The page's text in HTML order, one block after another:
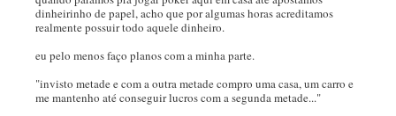
dinheirinho de papel, acho que por algumas horas acreditamos
realmente possuir todo aquele dinheiro.
eu pelo menos faço planos com a minha parte.
"invisto metade e com a outra metade compro uma casa, um carro e
me mantenho até conseguir lucros com a segunda metade..."